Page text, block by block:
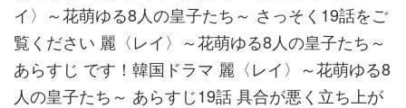
イ〉～花萌ゆる8人の皇子たち～ さっそく19話をご
覧ください 麗〈レイ〉～花萌ゆる8人の皇子たち～
あらすじ です！韓国ドラマ 麗〈レイ〉～花萌ゆる8
人の皇子たち～ あらすじ19話 具合が悪く立ち上が